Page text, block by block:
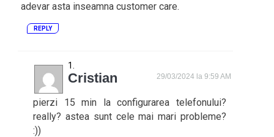
adevar asta inseamna customer care.
REPLY
Cristian 29/03/2024 la 9:59 AM
pierzi 15 min la configurarea telefonului?
really? astea sunt cele mai mari probleme?
:))